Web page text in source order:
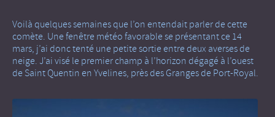
Voilà quelques semaines que l’on entendait parler de cette
comète. Une fenêtre météo favorable se présentant ce 14
mars, j’ai donc tenté une petite sortie entre deux averses de
neige. J’ai visé le premier champ à l’horizon dégagé à l’ouest
de Saint Quentin en Yvelines, près des Granges de Port-Royal.